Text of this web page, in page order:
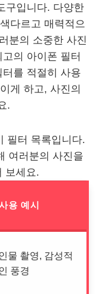
구입니다. 다양한
다르고 매력적으
분의 소중한 사진
의 아이폰 필터
를 적절히 사용
게 하고, 사진의
.
필터 목록입니다.
여러분의 사진을
보세요.
용 예시
물 촬영, 감성적
풍경